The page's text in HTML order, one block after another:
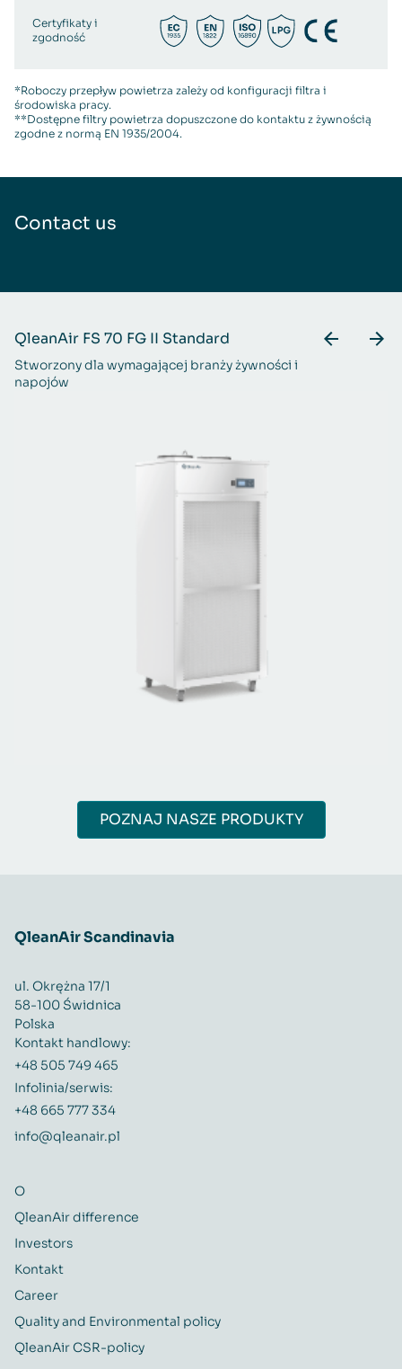
Certyfikaty i
zgodność
*Roboczy przepływ powietrza zależy od konfiguracji filtra i
środowiska pracy.
**Dostępne filtry powietrza dopuszczone do kontaktu z żywnością
zgodne z normą EN 1935/2004.
Contact us
QleanAir FS 70 FG II Standard
Stworzony dla wymagającej branży żywności i
napojów
POZNAJ NASZE PRODUKTY
QleanAir Scandinavia
ul. Okrężna 17/1
58-100 Świdnica
Polska
Kontakt handlowy:
+48 505 749 465
Infolinia/serwis:
+48 665 777 334
info@qleanair.pl
O
QleanAir difference
Investors
Kontakt
Career
Quality and Environmental policy
QleanAir CSR-policy